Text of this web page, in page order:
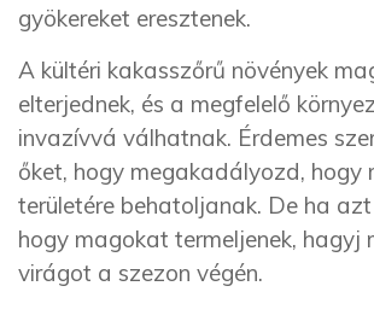
gyökereket eresztenek.
A kültéri kakasszőrű növények
elterjednek, és a megfelelő
invazívvá válhatnak. Érdemes
őket, hogy megakadályozd, hogy
területére behatoljanak. De ha
hogy magokat termeljenek, hagyj
virágot a szezon végén.